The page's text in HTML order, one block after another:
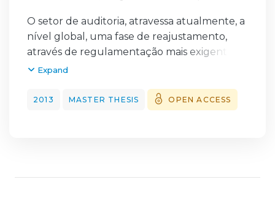
O setor de auditoria, atravessa atualmente, a
nível global, uma fase de reajustamento,
através de regulamentação mais exigente,
harmonização de procedimentos e naturais
dissertação é realizada uma caracterização
existência de movimentos cíclicos de crises e
Expand
2013 MASTER THESIS OPEN ACCESS